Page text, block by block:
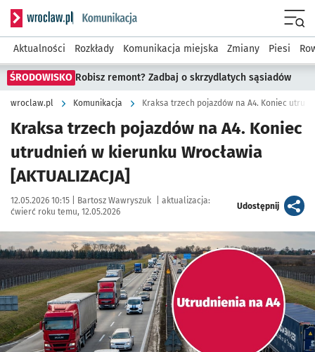
Serwis informacyjny wroclaw.pl podserwis: Komunikacja
Aktualności Rozkłady Komunikacja miejska Zmiany Piesi
ŚRODOWISKO Robisz remont? Zadbaj o skrzydlatych sąsiadów
wroclaw.pl Komunikacja
Kraksa trzech pojazdów na A4. Koniec
utrudnień w kierunku Wrocławia
[AKTUALIZACJA]
Data publikacji:
12.05.2026 10:15 | Autor:
Bartosz Wawryszuk
aktualizacja:
ćwierć roku temu, 12.05.2026
Udostępnijartykuł
Kliknij, aby powiększyć